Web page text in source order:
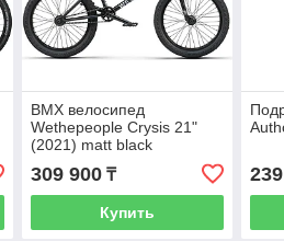
BMX велосипед
Wethepeople Crysis 21"
(2021) matt black
309 900₸
Купить